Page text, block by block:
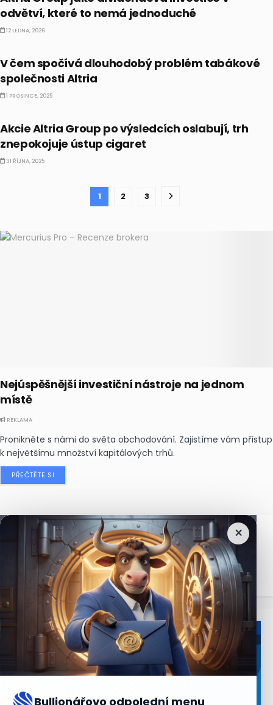
odvětví, které to nemá jednoduché
12 LEDNA, 2026
V čem spočívá dlouhodobý problém tabákové
společnosti Altria
1 PROSINCE, 2025
Akcie Altria Group po výsledcích oslabují, trh
znepokojuje ústup cigaret
31 ŘÍJNA, 2025
1 2 3
Nejúspěšnější investiční nástroje na jednom
místě
REKLAMA
Pronikněte s námi do světa obchodování. Zajistíme vám přístup
k největšímu množství kapitálových trhů.
PŘEČTĚTE SI
×
Bullionářovo odpolední menu
Nejčtenějšízprávy